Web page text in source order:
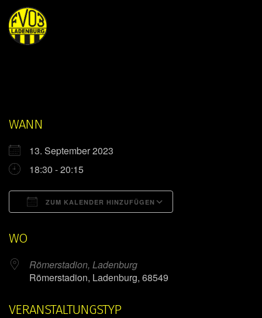
WANN
13. September 2023
18:30 - 20:15
ZUM KALENDER HINZUFÜGEN
WO
Römerstadion, Ladenburg
Römerstadion, Ladenburg, 68549
VERANSTALTUNGSTYP